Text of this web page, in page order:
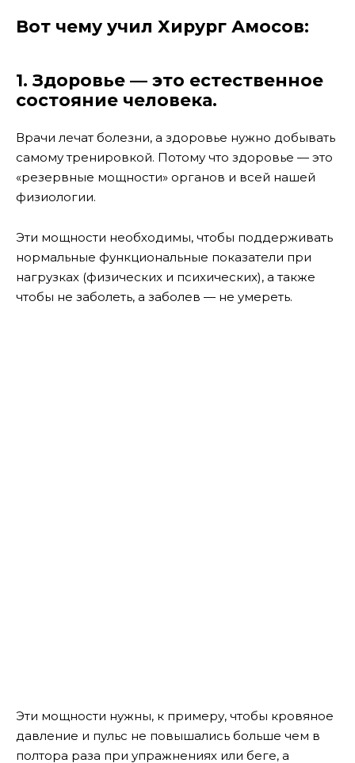
Вот чему учил Хирург Амосов:
1. Здоровье — это естественное
состояние человека.
Врачи лечат болезни, а здоровье нужно добывать
самому тренировкой. Потому что здоровье — это
«резервные мощности» органов и всей нашей
физиологии.
Эти мощности необходимы, чтобы поддерживать
нормальные функциональные показатели при
нагрузках (физических и психических), а также
чтобы не заболеть, а заболев — не умереть.
Эти мощности нужны, к примеру, чтобы кровяное
давление и пульс не повышались больше чем в
полтора раза при упражнениях или беге, а